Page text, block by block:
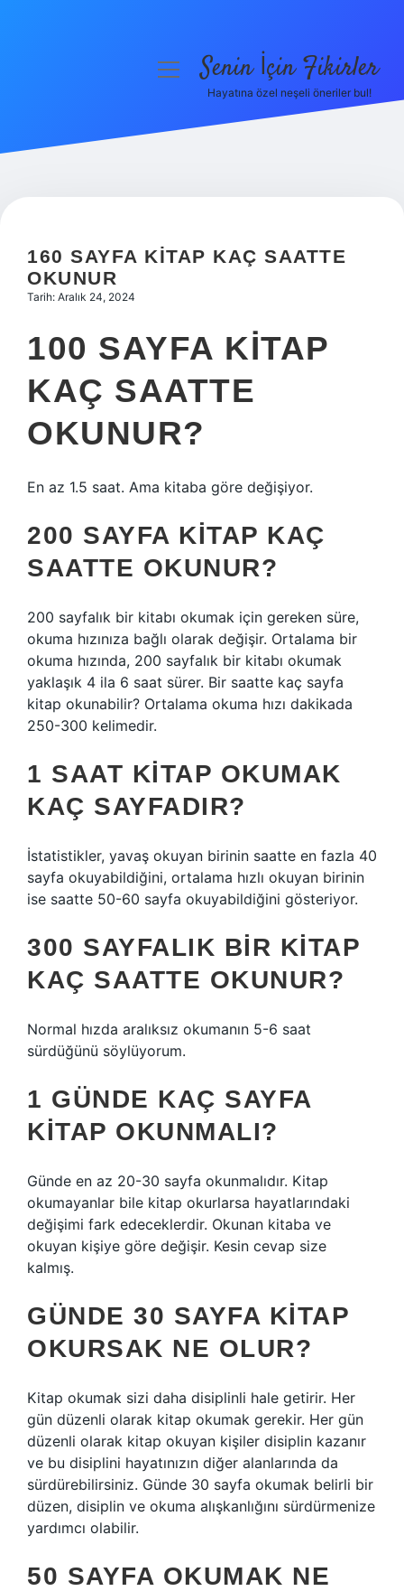
Hakkımızda
menüyüSenin İçin Fikirler
Hayatına özel neşeli öneriler bul!
160 SAYFA KITAP KAÇ SAATTE
OKUNUR
Tarih: Aralık 24, 2024
100 SAYFA KITAP
KAÇ SAATTE
OKUNUR?
En az 1.5 saat. Ama kitaba göre değişiyor.
200 SAYFA KITAP KAÇ
SAATTE OKUNUR?
200 sayfalık bir kitabı okumak için gereken süre,
okuma hızınıza bağlı olarak değişir. Ortalama bir
okuma hızında, 200 sayfalık bir kitabı okumak
yaklaşık 4 ila 6 saat sürer. Bir saatte kaç sayfa
kitap okunabilir? Ortalama okuma hızı dakikada
250-300 kelimedir.
1 SAAT KITAP OKUMAK
KAÇ SAYFADIR?
İstatistikler, yavaş okuyan birinin saatte en fazla 40
sayfa okuyabildiğini, ortalama hızlı okuyan birinin
ise saatte 50-60 sayfa okuyabildiğini gösteriyor.
300 SAYFALIK BIR KITAP
KAÇ SAATTE OKUNUR?
Normal hızda aralıksız okumanın 5-6 saat
sürdüğünü söylüyorum.
1 GÜNDE KAÇ SAYFA
KITAP OKUNMALI?
Günde en az 20-30 sayfa okunmalıdır. Kitap
okumayanlar bile kitap okurlarsa hayatlarındaki
değişimi fark edeceklerdir. Okunan kitaba ve
okuyan kişiye göre değişir. Kesin cevap size
kalmış.
GÜNDE 30 SAYFA KITAP
OKURSAK NE OLUR?
Kitap okumak sizi daha disiplinli hale getirir. Her
gün düzenli olarak kitap okumak gerekir. Her gün
düzenli olarak kitap okuyan kişiler disiplin kazanır
ve bu disiplini hayatınızın diğer alanlarında da
sürdürebilirsiniz. Günde 30 sayfa okumak belirli bir
düzen, disiplin ve okuma alışkanlığını sürdürmenize
yardımcı olabilir.
50 SAYFA OKUMAK NE